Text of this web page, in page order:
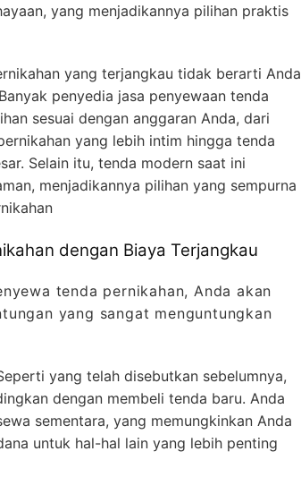
yang menjadikannya pilihan praktis
yang terjangkau tidak berarti Anda
penyedia jasa penyewaan tenda
sesuai dengan anggaran Anda, dari
yang lebih intim hingga tenda
Selain itu, tenda modern saat ini
menjadikannya pilihan yang sempurna
dengan Biaya Terjangkau
tenda pernikahan, Anda akan
yang sangat menguntungkan
yang telah disebutkan sebelumnya,
dengan membeli tenda baru. Anda
sementara, yang memungkinkan Anda
untuk hal-hal lain yang lebih penting